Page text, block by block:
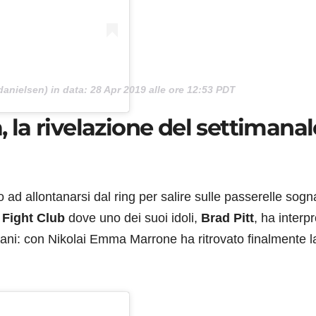
in data: 28 Apr 2019 alle ore 12:53 PDT
la rivelazione del
ad allontanarsi dal ring per salire sulle passerelle
Fight Club dove uno dei suoi idoli, Brad Pitt, ha
con Nikolai Emma Marrone ha ritrovato finalmente